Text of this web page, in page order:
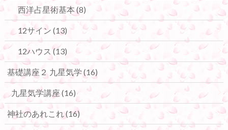
西洋占星術基本(8)
12サイン (13)
12ハウス(13)
基礎講座２ 九星気学 (16)
九星気学講座(16)
神社のあれこれ(16)